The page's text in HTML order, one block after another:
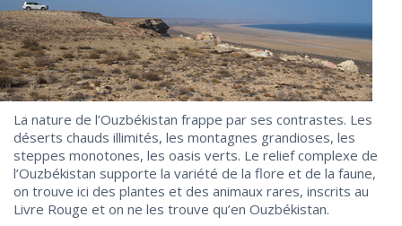
La nature de l’Ouzbékistan frappe par ses contrastes. Les
déserts chauds illimités, les montagnes grandioses, les
steppes monotones, les oasis verts. Le relief complexe de
l’Ouzbékistan supporte la variété de la flore et de la faune,
on trouve ici des plantes et des animaux rares, inscrits au
Livre Rouge et on ne les trouve qu’en Ouzbékistan.